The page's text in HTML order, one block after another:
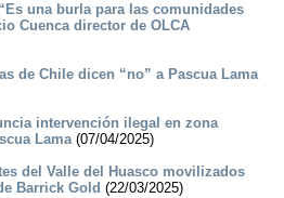
una burla para las comunidades
Cuenca director de OLCA
de Chile dicen “no” a Pascua Lama
intervención ilegal en zona
Lama(07/04/2025)
del Valle del Huasco movilizados
Barrick Gold (22/03/2025)